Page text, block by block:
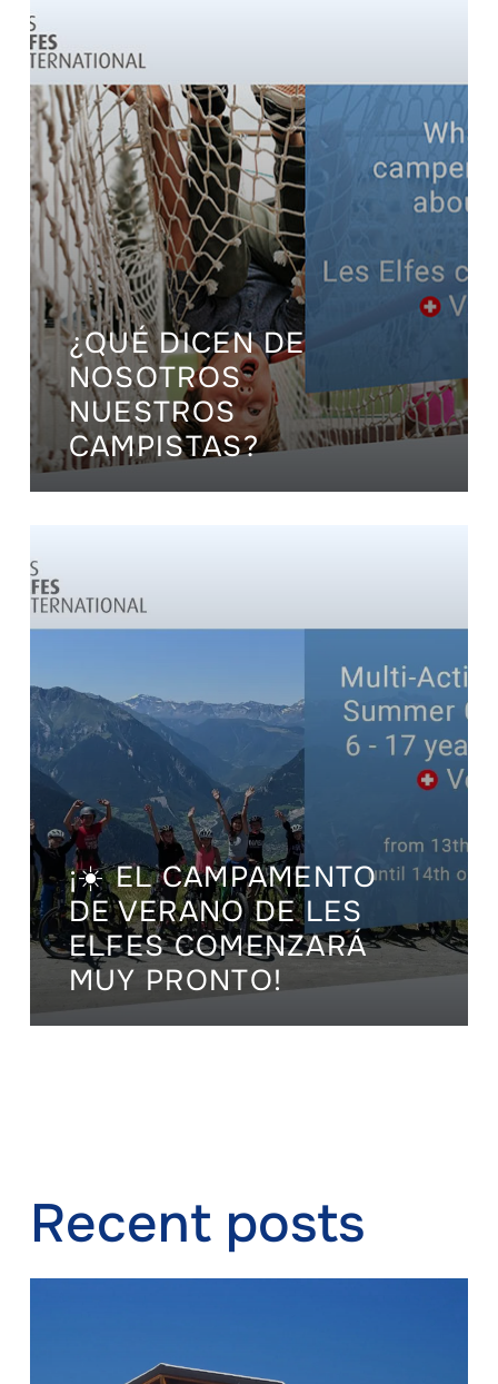
¿QUÉ DICEN DE
NOSOTROS
NUESTROS
CAMPISTAS?
¡☀️ EL CAMPAMENTO
DE VERANO DE LES
ELFES COMENZARÁ
MUY PRONTO!
Recent posts